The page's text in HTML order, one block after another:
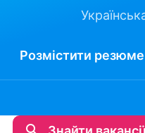
Розмістити резюме